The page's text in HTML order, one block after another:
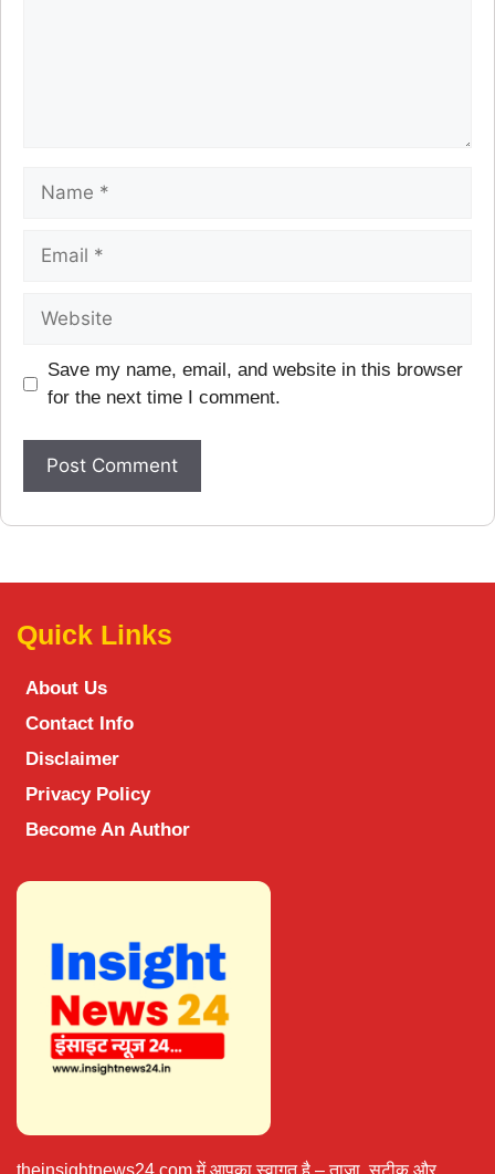
Save my name, email, and website in this browser
for the next time I comment.
Quick Links
About Us
Contact Info
Disclaimer
Privacy Policy
Become An Author
theinsightnews24.com में आपका स्वागत है – ताज़ा, सटीक और